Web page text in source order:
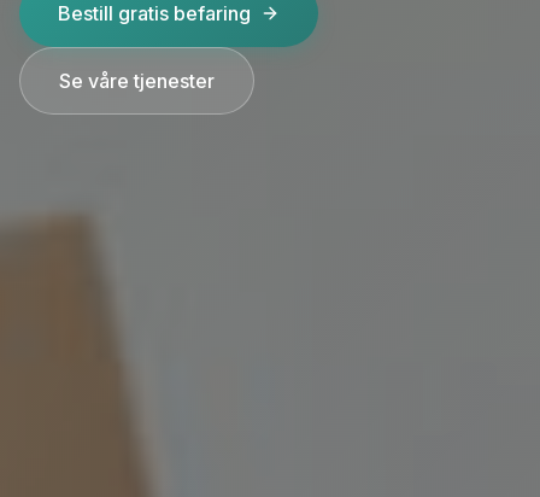
Bestill gratis befaring
Se våre tjenester